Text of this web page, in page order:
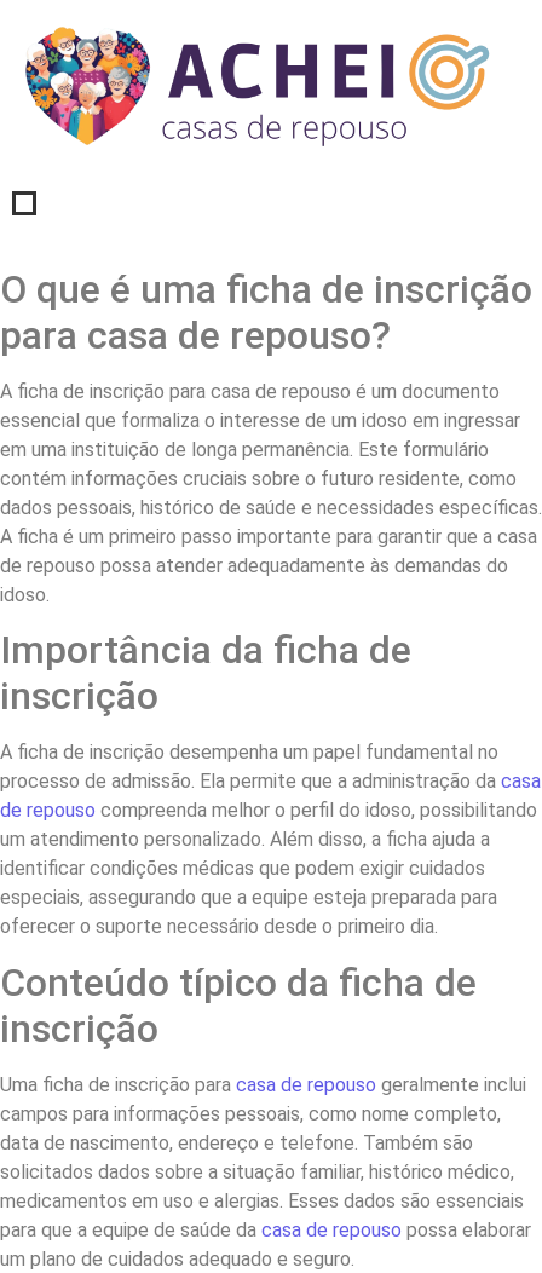
O que é uma ficha de inscrição
para casa de repouso?
A ficha de inscrição para casa de repouso é um documento
essencial que formaliza o interesse de um idoso em ingressar
em uma instituição de longa permanência. Este formulário
contém informações cruciais sobre o futuro residente, como
dados pessoais, histórico de saúde e necessidades específicas.
A ficha é um primeiro passo importante para garantir que a casa
de repouso possa atender adequadamente às demandas do
idoso.
Importância da ficha de
inscrição
A ficha de inscrição desempenha um papel fundamental no
processo de admissão. Ela permite que a administração da casa
de repouso compreenda melhor o perfil do idoso, possibilitando
um atendimento personalizado. Além disso, a ficha ajuda a
identificar condições médicas que podem exigir cuidados
especiais, assegurando que a equipe esteja preparada para
oferecer o suporte necessário desde o primeiro dia.
Conteúdo típico da ficha de
inscrição
Uma ficha de inscrição para casa de repouso geralmente inclui
campos para informações pessoais, como nome completo,
data de nascimento, endereço e telefone. Também são
solicitados dados sobre a situação familiar, histórico médico,
medicamentos em uso e alergias. Esses dados são essenciais
para que a equipe de saúde da casa de repouso possa elaborar
um plano de cuidados adequado e seguro.